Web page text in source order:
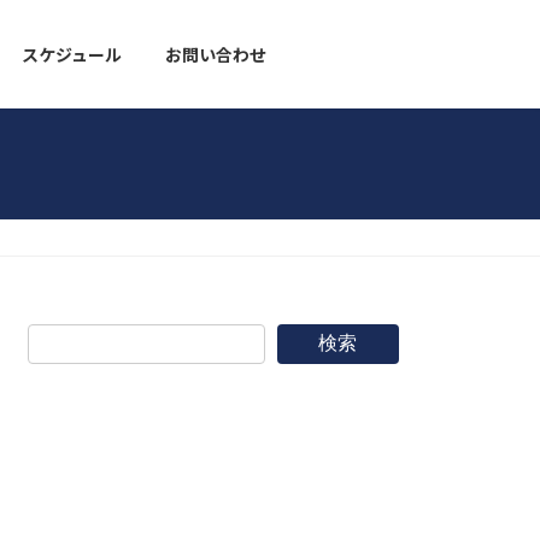
スケジュール お問い合わせ
検索